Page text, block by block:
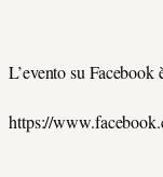
L’evento su
https://